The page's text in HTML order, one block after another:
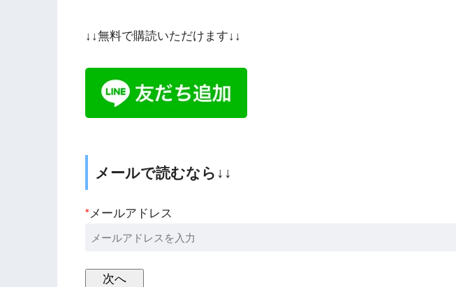
↓↓無料で購読いただけます↓↓
メールで読むなら↓↓
* メールアドレス